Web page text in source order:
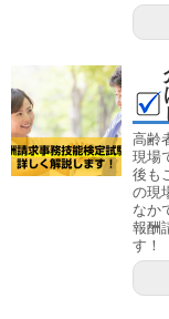
高齢
現場
後も
の現
なか
報酬
す！